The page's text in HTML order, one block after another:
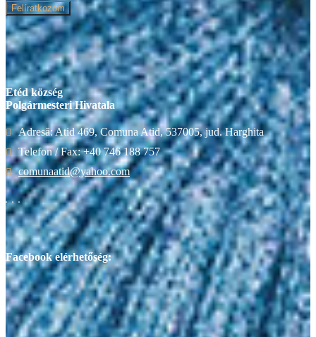
Felíratkozom
Etéd község
Polgármesteri Hivatala
Adresă: Atid 469, Comuna Atid, 537005, jud. Harghita
Telefon / Fax: +40 746 188 757
comunaatid@yahoo.com
Facebook elérhetőség: